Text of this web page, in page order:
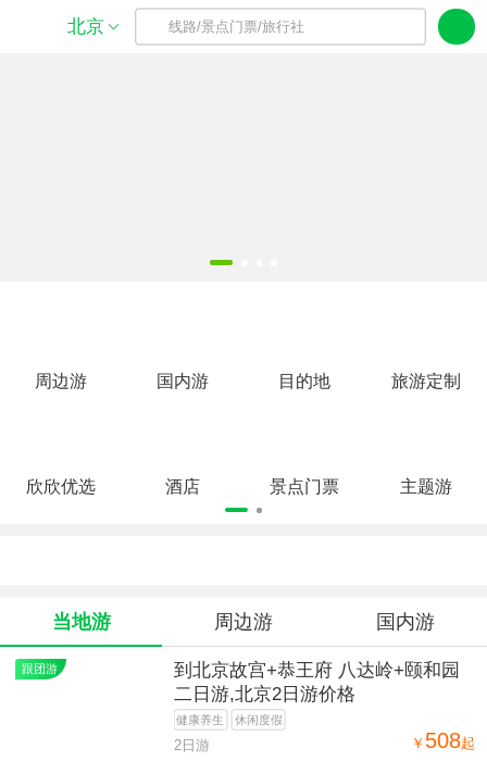
北京 线路/景点门票/旅行社
周边游 国内游 目的地 旅游定制
欣欣优选 酒店 景点门票 主题游
国内游